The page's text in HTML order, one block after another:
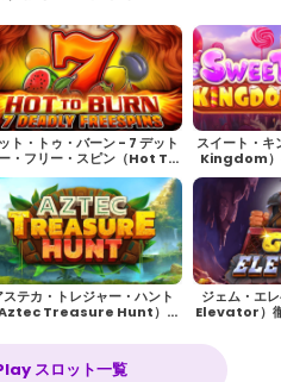
ト・トゥ・バーン - 7 デット
・フリー・スピン（Hot To
Burn - 7 Deadly Free
）徹底解説！遊び方や攻
略方法
スイート・
Kingdom）
や
ステカ・トレジャー・ハント
Aztec Treasure Hunt）徹
ジェム・エ
Elevator）
スロット一覧